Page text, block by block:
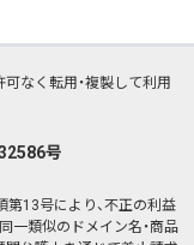
なく転用・複製して利用
号
第13号により、不正の利益
一類似のドメイン名・商品